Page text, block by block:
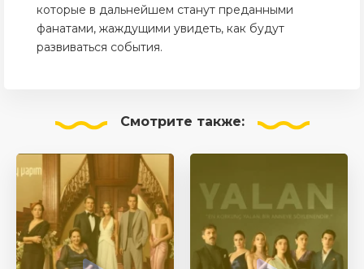
которые в дальнейшем станут преданными
фанатами, жаждущими увидеть, как будут
развиваться события.
Смотрите также: